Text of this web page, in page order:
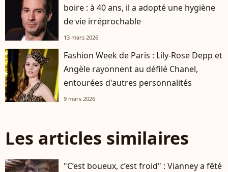
boire : à 40 ans, il a adopté une hygiène
de vie irréprochable
13 mars 2026
Fashion Week de Paris : Lily-Rose Depp et
Angèle rayonnent au défilé Chanel,
entourées d'autres personnalités
9 mars 2026
Les articles similaires
"C’est boueux, c’est froid" : Vianney a fêté